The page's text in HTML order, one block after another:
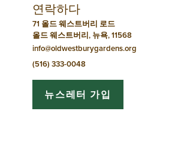
게
이
션
연락하다
71 올드 웨스트버리 로드
올드 웨스트버리, 뉴욕, 11568
info@oldwestburygardens.org
(516) 333-0048
뉴스레터 가입